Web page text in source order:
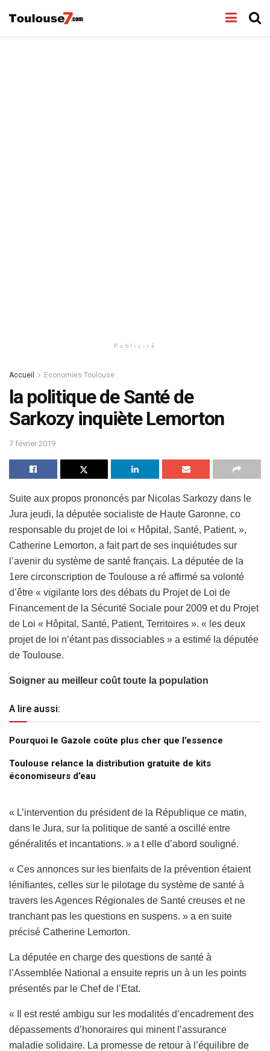
Publicité
Accueil Economies Toulouse
la politique de Santé de
Sarkozy inquiète Lemorton
7 février 2019
Suite aux propos prononcés par Nicolas Sarkozy dans le
Jura jeudi, la députée socialiste de Haute Garonne, co
responsable du projet de loi « Hôpital, Santé, Patient, »,
Catherine Lemorton, a fait part de ses inquiétudes sur
l’avenir du système de santé français. La députée de la
1ere circonscription de Toulouse a ré affirmé sa volonté
d’être « vigilante lors des débats du Projet de Loi de
Financement de la Sécurité Sociale pour 2009 et du Projet
de Loi « Hôpital, Santé, Patient, Territoires ». « les deux
projet de loi n’étant pas dissociables » a estimé la députée
de Toulouse.
Soigner au meilleur coût toute la population
A lire aussi:
Pourquoi le Gazole coûte plus cher que l’essence
Toulouse relance la distribution gratuite de kits
économiseurs d’eau
« L’intervention du président de la République ce matin,
dans le Jura, sur la politique de santé a oscillé entre
généralités et incantations. » a t elle d’abord souligné.
« Ces annonces sur les bienfaits de la prévention étaient
lénifiantes, celles sur le pilotage du système de santé à
travers les Agences Régionales de Santé creuses et ne
tranchant pas les questions en suspens. » a en suite
précisé Catherine Lemorton.
La députée en charge des questions de santé à
l’Assemblée National a ensuite repris un à un les points
présentés par le Chef de l’Etat.
« Il est resté ambigu sur les modalités d’encadrement des
dépassements d’honoraires qui minent l’assurance
maladie solidaire. La promesse de retour à l’équilibre de